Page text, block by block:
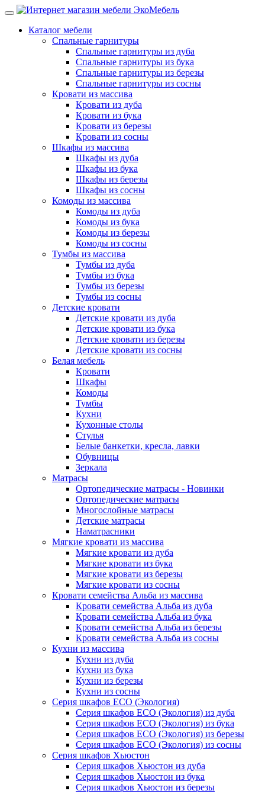
Каталог мебели
Спальные гарнитуры
Спальные гарнитуры из дуба
Спальные гарнитуры из бука
Спальные гарнитуры из березы
Спальные гарнитуры из сосны
Кровати из массива
Кровати из дуба
Кровати из бука
Кровати из березы
Кровати из сосны
Шкафы из массива
Шкафы из дуба
Шкафы из бука
Шкафы из березы
Шкафы из сосны
Комоды из массива
Комоды из дуба
Комоды из бука
Комоды из березы
Комоды из сосны
Тумбы из массива
Тумбы из дуба
Тумбы из бука
Тумбы из березы
Тумбы из сосны
Детские кровати
Детские кровати из дуба
Детские кровати из бука
Детские кровати из березы
Детские кровати из сосны
Белая мебель
Кровати
Шкафы
Комоды
Тумбы
Кухни
Кухонные столы
Стулья
Белые банкетки, кресла, лавки
Обувницы
Зеркала
Матрасы
Ортопедические матрасы - Новинки
Ортопедические матрасы
Многослойные матрасы
Детские матрасы
Наматрасники
Мягкие кровати из массива
Мягкие кровати из дуба
Мягкие кровати из бука
Мягкие кровати из березы
Мягкие кровати из сосны
Кровати семейства Альба из массива
Кровати семейства Альба из дуба
Кровати семейства Альба из бука
Кровати семейства Альба из березы
Кровати семейства Альба из сосны
Кухни из массива
Кухни из дуба
Кухни из бука
Кухни из березы
Кухни из сосны
Серия шкафов ECO (Экология)
Серия шкафов ECO (Экология) из дуба
Серия шкафов ECO (Экология) из бука
Серия шкафов ECO (Экология) из березы
Серия шкафов ECO (Экология) из сосны
Серия шкафов Хьюстон
Серия шкафов Хьюстон из дуба
Серия шкафов Хьюстон из бука
Серия шкафов Хьюстон из березы